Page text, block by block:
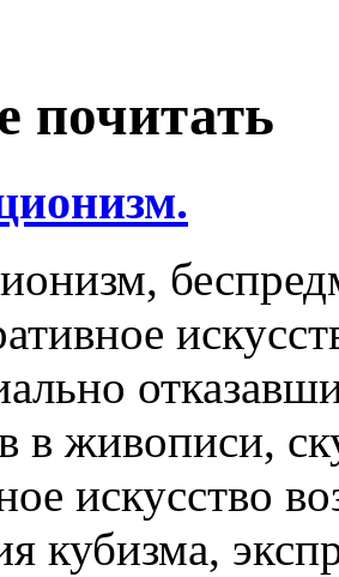
почитать
в живописи,
искусство
кубизма,